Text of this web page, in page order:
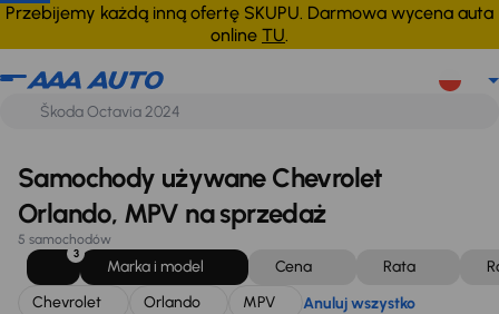
Przebijemy każdą inną ofertę SKUPU. Darmowa wycena auta
online TU.
Chevrolet Orlando MPV Anuluj wszystko
Samochody używane Chevrolet
Orlando, MPV na sprzedaż
5 samochodów
3
Marka i model Cena Rata
Chevrolet
Orlando MPV Anuluj wszystko